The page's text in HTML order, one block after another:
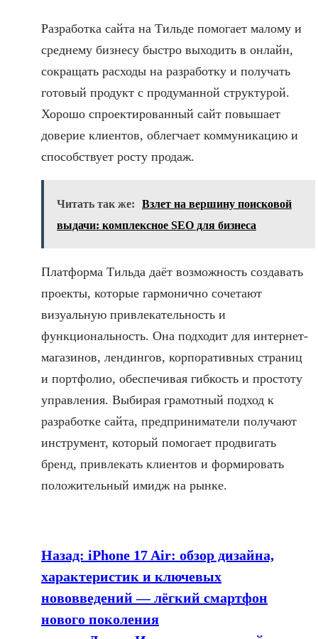
Разработка сайта на Тильде помогает малому и
среднему бизнесу быстро выходить в онлайн,
сокращать расходы на разработку и получать
готовый продукт с продуманной структурой.
Хорошо спроектированный сайт повышает
доверие клиентов, облегчает коммуникацию и
способствует росту продаж.
Читать так же:
Взлет на вершину поисковой
выдачи: комплексное SEO для бизнеса
Платформа Тильда даёт возможность создавать
проекты, которые гармонично сочетают
визуальную привлекательность и
функциональность. Она подходит для интернет-
магазинов, лендингов, корпоративных страниц
и портфолио, обеспечивая гибкость и простоту
управления. Выбирая грамотный подход к
разработке сайта, предприниматели получают
инструмент, который помогает продвигать
бренд, привлекать клиентов и формировать
положительный имидж на рынке.
Назад: iPhone 17 Air: обзор дизайна,
характеристик и ключевых
нововведений — лёгкий смартфон
нового поколения